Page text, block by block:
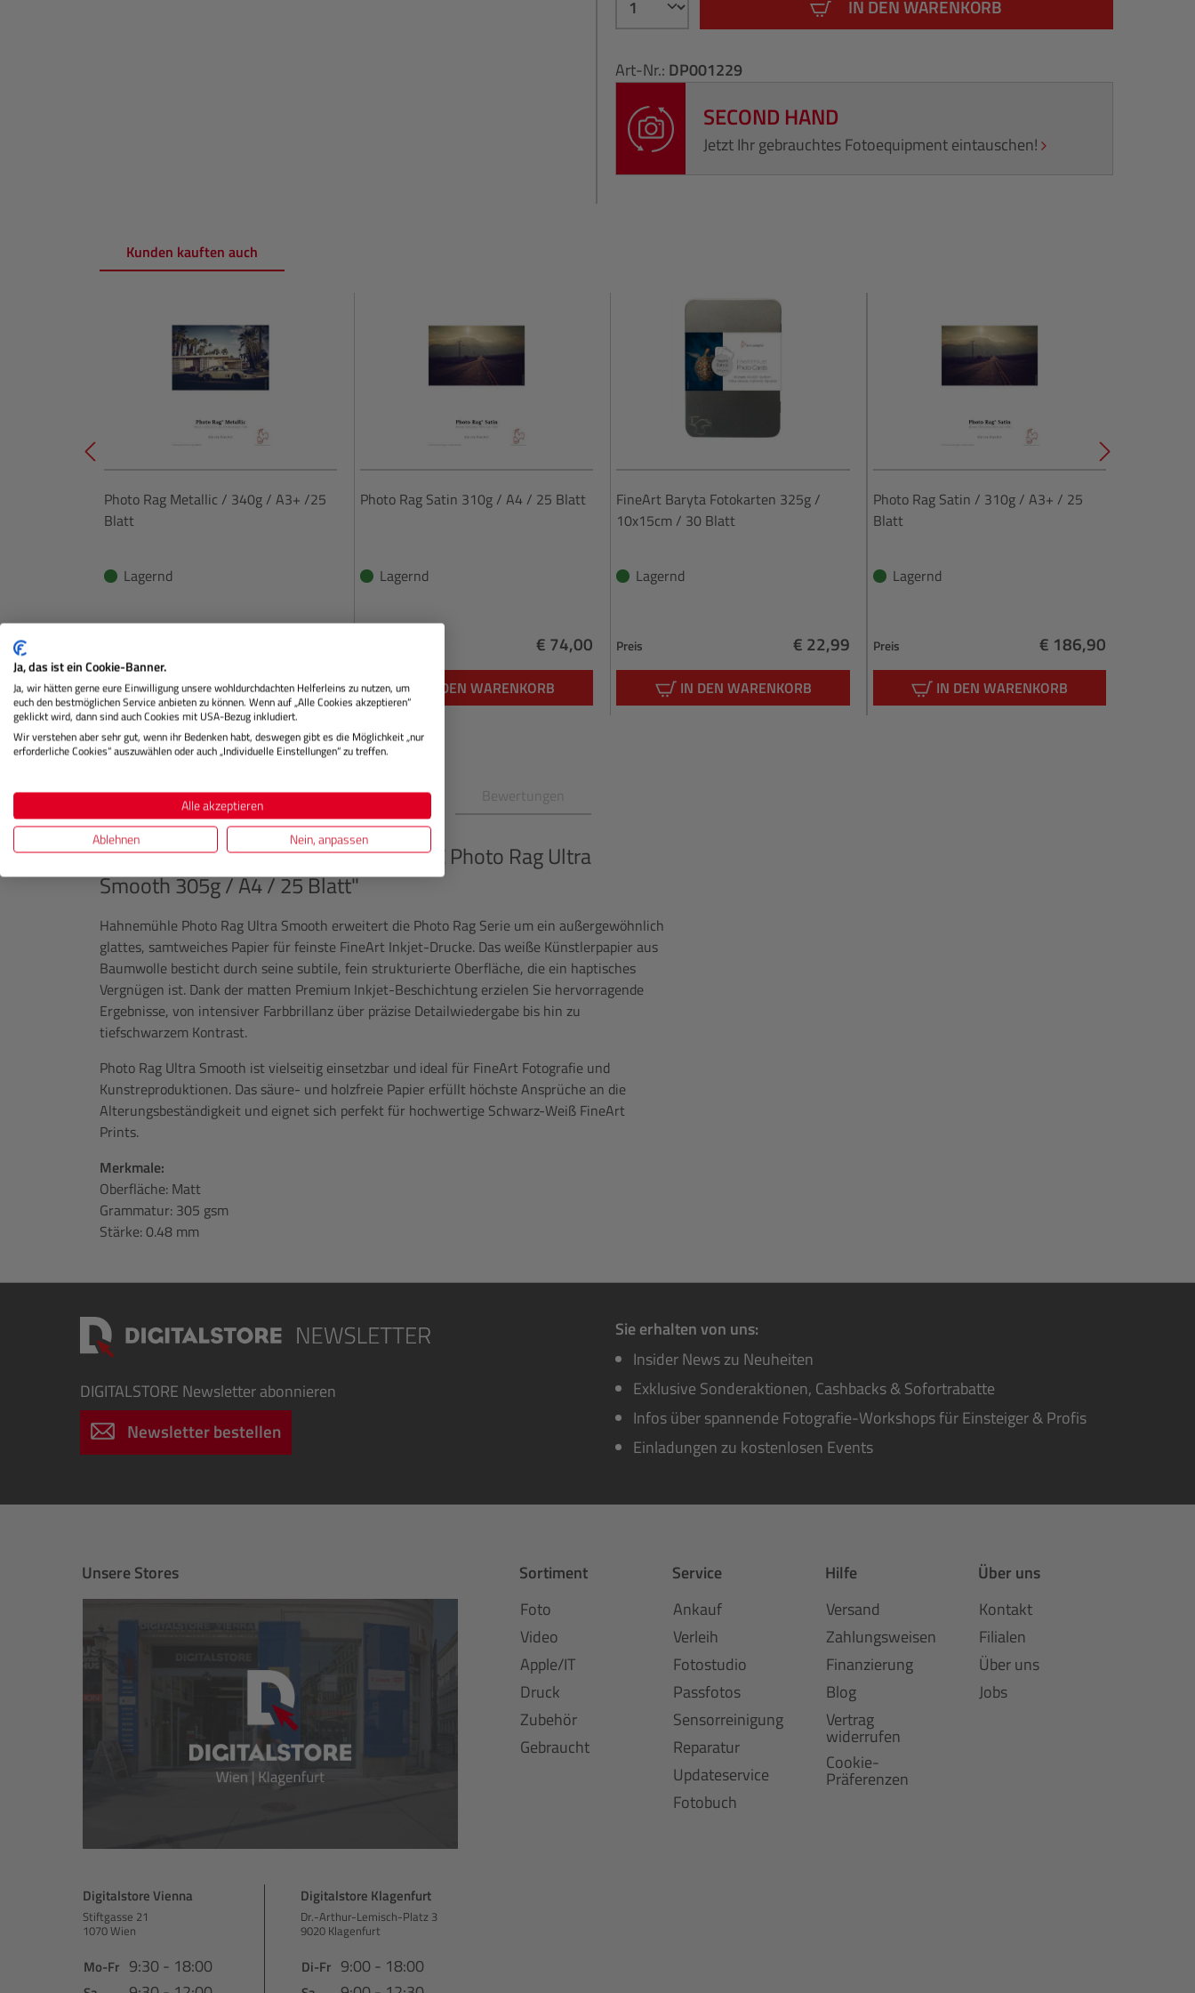
IN DEN WARENKORB
Art-Nr.: DP001229
SECOND HAND
Jetzt Ihr gebrauchtes Fotoequipment eintauschen!
Kunden kauften auch
Photo Rag Metallic / 340g / A3+ /25
Blatt
Lagernd
IN DEN WARENKORB
Photo Rag Satin 310g / A4 / 25 Blatt
Lagernd
Regulärer Preis:
€ 74,00
IN DEN WARENKORB
FineArt Baryta Fotokarten 325g /
10x15cm / 30 Blatt
Lagernd
Preis
Regulärer Preis:
€ 22,99
IN DEN WARENKORB
Photo Rag Satin / 310g / A3+ / 25
Blatt
Lagernd
Preis
Regulärer Preis:
€ 186,90
IN DEN WARENKORB
Beschreibung Herstellerinformationen Bewertungen
Produktinformationen "HAHNEMÜHLE
Photo Rag Ultra
Smooth 305g / A4 / 25 Blatt"
Hahnemühle Photo Rag Ultra Smooth erweitert die Photo Rag Serie um ein außergewöhnlich
glattes, samtweiches Papier für feinste FineArt Inkjet-Drucke. Das weiße Künstlerpapier aus
Baumwolle besticht durch seine subtile, fein strukturierte Oberfläche, die ein haptisches
Vergnügen ist. Dank der matten Premium Inkjet-Beschichtung erzielen Sie hervorragende
Ergebnisse, von intensiver Farbbrillanz über präzise Detailwiedergabe bis hin zu
tiefschwarzem Kontrast.
Photo Rag Ultra Smooth ist vielseitig einsetzbar und ideal für FineArt Fotografie und
Kunstreproduktionen. Das säure- und holzfreie Papier erfüllt höchste Ansprüche an die
Alterungsbeständigkeit und eignet sich perfekt für hochwertige Schwarz-Weiß FineArt
Prints.
Merkmale:
Oberfläche: Matt
Grammatur: 305 gsm
Stärke: 0.48 mm
DIGITALSTORE Newsletter abonnieren
Newsletter bestellen
Sie erhalten von uns:
Insider News zu Neuheiten
Exklusive Sonderaktionen, Cashbacks & Sofortrabatte
Infos über spannende Fotografie-Workshops für Einsteiger & Profis
Einladungen zu kostenlosen Events
Unsere Stores
Digitalstore Vienna
Stiftgasse 21
1070 Wien
Mo-Fr 9:30 - 18:00
Digitalstore Klagenfurt
Dr.-Arthur-Lemisch-Platz 3
9020 Klagenfurt
Di-Fr 9:00 - 18:00
Sortiment
Foto
Video
Apple/IT
Druck
Zubehör
Gebraucht
Service
Ankauf
Verleih
Fotostudio
Passfotos
Sensorreinigung
Reparatur
Updateservice
Fotobuch
Hilfe
Versand
Zahlungsweisen
Finanzierung
Blog
Vertrag
widerrufen
Cookie-
Präferenzen
Über uns
Kontakt
Filialen
Über uns
Jobs
Ja, das ist ein Cookie-Banner.
Ja, wir hätten gerne eure Einwilligung unsere wohldurchdachten Helferleins zu nutzen, um
euch den bestmöglichen Service anbieten zu können. Wenn auf „Alle Cookies akzeptieren“
geklickt wird, dann sind auch Cookies mit USA-Bezug inkludiert.
Wir verstehen aber sehr gut, wenn ihr Bedenken habt, deswegen gibt es die Möglichkeit „nur
erforderliche Cookies“ auszuwählen oder auch „Individuelle Einstellungen“ zu treffen.
Alle akzeptieren
Ablehnen
Nein, anpassen